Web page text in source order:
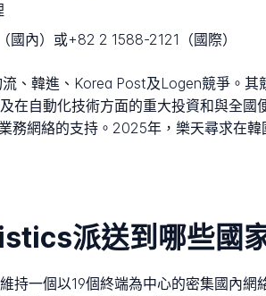
國內）或+82 2 1588-2121（國際）
、韓進、Korea Post及Logen競爭。
在自動化技術方面的重大投資和與全
務網絡的支持。2025年，樂天尋求在
派送到哪些國
持一個以19個終端為中心的密集國內